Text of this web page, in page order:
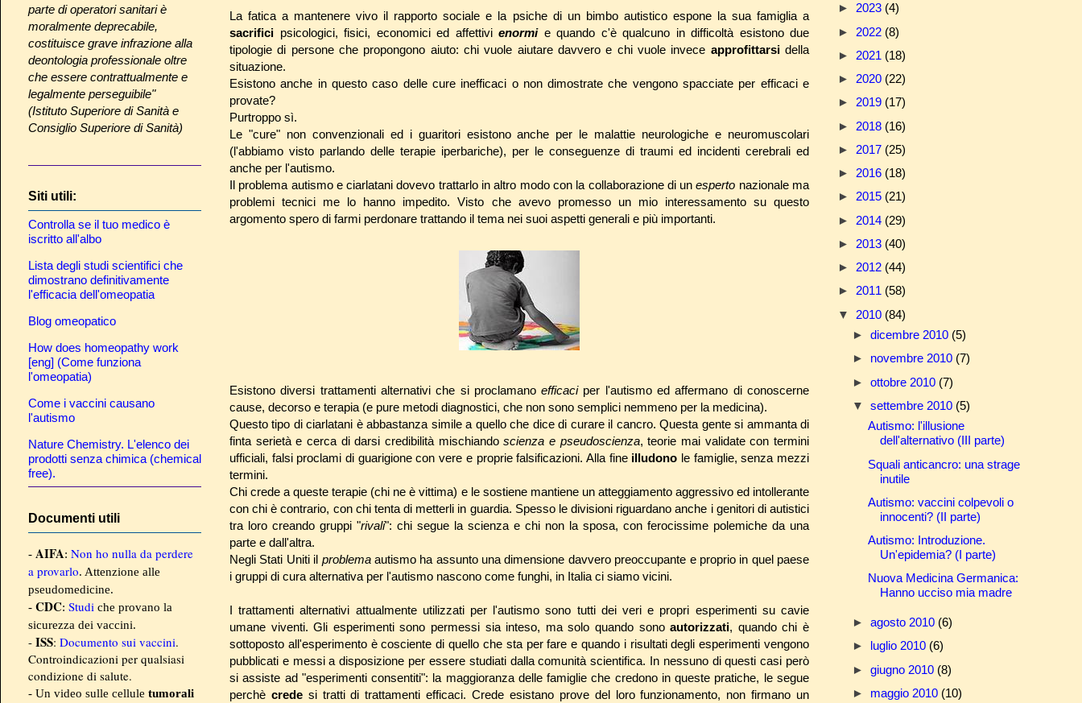
La fatica a mantenere vivo il rapporto sociale e la psiche di un bimbo autistico espone la sua famiglia a
sacrifici psicologici, fisici, economici ed affettivi enormi e quando c'è qualcuno in difficoltà esistono due
tipologie di persone che propongono aiuto: chi vuole aiutare davvero e chi vuole invece approfittarsidella
situazione.
Esistono anche in questo caso delle cure inefficaci o non dimostrate che vengono spacciate per efficaci e
provate?
Purtroppo sì.
Le "cure" non convenzionali ed i guaritori esistono anche per le malattie neurologiche e neuromuscolari
(l'abbiamo visto parlando delle terapie iperbariche), per le conseguenze di traumi ed incidenti cerebrali ed
anche per l'autismo.
Il problema autismo e ciarlatani dovevo trattarlo in altro modo con la collaborazione di unesperto nazionale ma
problemi tecnici me lo hanno impedito. Visto che avevo promesso un mio interessamento su questo
argomento spero di farmi perdonare trattando il tema nei suoi aspetti generali e più importanti.
Esistono diversi trattamenti alternativi che si proclamanoefficaci per l'autismo ed affermano di conoscerne
cause, decorso e terapia (e pure metodi diagnostici, che non sono semplici nemmeno per la medicina).
Questo tipo di ciarlatani è abbastanza simile a quello che dice di curare il cancro. Questa gente si ammanta di
finta serietà e cerca di darsi credibilità mischiandoscienza e pseudoscienza, teorie mai validate con termini
ufficiali, falsi proclami di guarigione con vere e proprie falsificazioni. Alla fine illudono le famiglie, senza mezzi
termini.
Chi crede a queste terapie (chi ne è vittima) e le sostiene mantiene un atteggiamento aggressivo ed intollerante
con chi è contrario, con chi tenta di metterli in guardia. Spesso le divisioni riguardano anche i genitori di autistici
tra loro creando gruppi "rivali": chi segue la scienza e chi non la sposa, con ferocissime polemiche da una
parte e dall'altra.
Negli Stati Uniti il problema autismo ha assunto una dimensione davvero preoccupante e proprio in quel paese
i gruppi di cura alternativa per l'autismo nascono come funghi, in Italia ci siamo vicini.
I trattamenti alternativi attualmente utilizzati per l'autismo sono tutti dei veri e propri esperimenti su cavie
umane viventi. Gli esperimenti sono permessi sia inteso, ma solo quando sonoautorizzati, quando chi è
sottoposto all'esperimento è cosciente di quello che sta per fare e quando i risultati degli esperimenti vengono
pubblicati e messi a disposizione per essere studiati dalla comunità scientifica. In nessuno di questi casi però
si assiste ad "esperimenti consentiti": la maggioranza delle famiglie che credono in queste pratiche, le segue
perchè crede si tratti di trattamenti efficaci. Crede esistano prove del loro funzionamento, non firmano un
parte di operatori sanitari è
moralmente deprecabile,
costituisce grave infrazione alla
deontologia professionale oltre
che essere contrattualmente e
legalmente perseguibile"
(Istituto Superiore di Sanità e
Consiglio Superiore di Sanità)
Siti utili:
Controlla se il tuo medico è
iscritto all'albo
Lista degli studi scientifici che
dimostrano definitivamente
l'efficacia dell'omeopatia
Blog omeopatico
How does homeopathy work
[eng] (Come funziona
l'omeopatia)
Come i vaccini causano
l'autismo
Nature Chemistry. L'elenco dei
prodotti senza chimica (chemical
free).
Documenti utili
- AIFA: Non ho nulla da perdere
a provarlo. Attenzione alle
pseudomedicine.
- CDC: Studi che provano la
sicurezza dei vaccini.
- ISS: Documento sui vaccini.
Controindicazioni per qualsiasi
condizione di salute.
- Un video sulle cellule tumorali
► 2023 (4)
► 2022 (8)
► 2021 (18)
► 2020 (22)
► 2019 (17)
► 2018 (16)
► 2017 (25)
► 2016 (18)
► 2015 (21)
► 2014 (29)
► 2013 (40)
► 2012 (44)
► 2011 (58)
▼ 2010 (84)
► dicembre 2010 (5)
► novembre 2010 (7)
► ottobre 2010 (7)
▼ settembre 2010 (5)
Autismo: l'illusione
dell'alternativo (III parte)
Squali anticancro: una strage
inutile
Autismo: vaccini colpevoli o
innocenti? (II parte)
Autismo: Introduzione.
Un'epidemia? (I parte)
Nuova Medicina Germanica:
Hanno ucciso mia madre
► agosto 2010 (6)
► luglio 2010 (6)
► giugno 2010 (8)
► maggio 2010 (10)